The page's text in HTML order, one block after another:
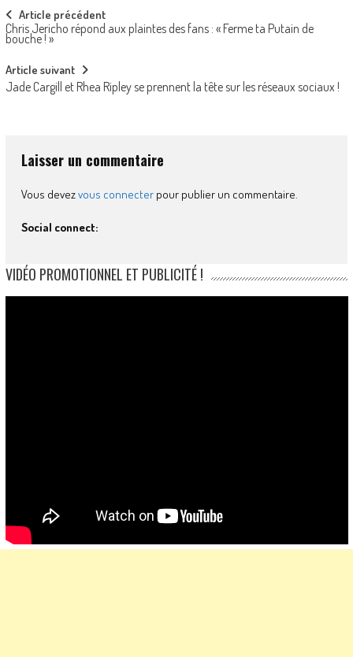
Post
navigation
Article précédent
Chris Jericho répond aux plaintes des fans : « Ferme ta Putain de
bouche ! »
Article suivant
Jade Cargill et Rhea Ripley se prennent la tête sur les réseaux sociaux !
Laisser un commentaire
Vous devezvous connecterpour publier un commentaire.
Social connect:
VIDÉO PROMOTIONNEL ET PUBLICITÉ !